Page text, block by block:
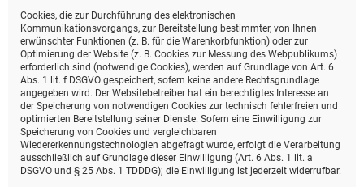
Cookies, die zur Durchführung des elektronischen
Kommunikationsvorgangs, zur Bereitstellung bestimmter, von Ihnen
erwünschter Funktionen (z. B. für die Warenkorbfunktion) oder zur
Optimierung der Website (z. B. Cookies zur Messung des Webpublikums)
erforderlich sind (notwendige Cookies), werden auf Grundlage von Art. 6
Abs. 1 lit. f DSGVO gespeichert, sofern keine andere Rechtsgrundlage
angegeben wird. Der Websitebetreiber hat ein berechtigtes Interesse an
der Speicherung von notwendigen Cookies zur technisch fehlerfreien und
optimierten Bereitstellung seiner Dienste. Sofern eine Einwilligung zur
Speicherung von Cookies und vergleichbaren
Wiedererkennungstechnologien abgefragt wurde, erfolgt die Verarbeitung
ausschließlich auf Grundlage dieser Einwilligung (Art. 6 Abs. 1 lit. a
DSGVO und § 25 Abs. 1 TDDDG); die Einwilligung ist jederzeit widerrufbar.